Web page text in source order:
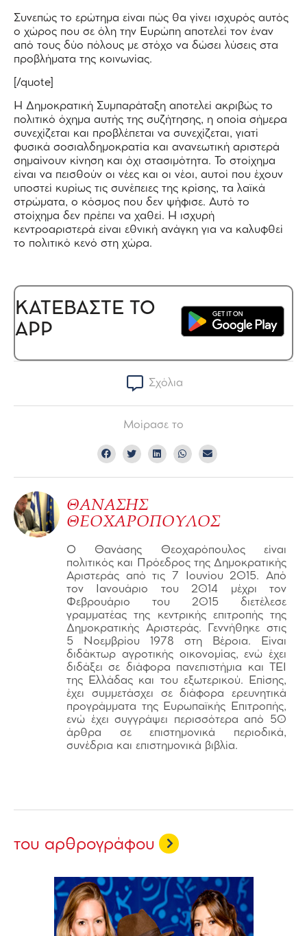
Συνεπώς το ερώτημα είναι πώς θα γίνει ισχυρός αυτός
ο χώρος που σε όλη την Ευρώπη αποτελεί τον έναν
από τους δύο πόλους με στόχο να δώσει λύσεις στα
προβλήματα της κοινωνίας.
[/quote]
Η Δημοκρατική Συμπαράταξη αποτελεί ακριβώς το
πολιτικό όχημα αυτής της συζήτησης, η οποία σήμερα
συνεχίζεται και προβλέπεται να συνεχίζεται, γιατί
φυσικά σοσιαλδημοκρατία και ανανεωτική αριστερά
σημαίνουν κίνηση και όχι στασιμότητα. Το στοίχημα
είναι να πεισθούν οι νέες και οι νέοι, αυτοί που έχουν
υποστεί κυρίως τις συνέπειες της κρίσης, τα λαϊκά
στρώματα, ο κόσμος που δεν ψήφισε. Αυτό το
στοίχημα δεν πρέπει να χαθεί. Η ισχυρή
κεντροαριστερά είναι εθνική ανάγκη για να καλυφθεί
το πολιτικό κενό στη χώρα.
ΚΑΤΕΒΑΣΤΕ ΤΟ
APP
Σχόλια
Μοίρασε το
ΘΑΝΑΣΗΣ
ΘΕΟΧΑΡΟΠΟΥΛΟΣ
Ο Θανάσης Θεοχαρόπουλος είναι
πολιτικός και Πρόεδρος της Δημοκρατικής
Αριστεράς από τις 7 Ιουνίου 2015. Από
τον Ιανουάριο του 2014 μέχρι τον
Φεβρουάριο του 2015 διετέλεσε
γραμματέας της κεντρικής επιτροπής της
Δημοκρατικής Αριστεράς. Γεννήθηκε στις
5 Νοεμβρίου 1978 στη Βέροια. Είναι
διδάκτωρ αγροτικής οικονομίας, ενώ έχει
διδάξει σε διάφορα πανεπιστήμια και ΤΕΙ
της Ελλάδας και του εξωτερικού. Επίσης,
έχει συμμετάσχει σε διάφορα ερευνητικά
προγράμματα της Ευρωπαϊκής Επιτροπής,
ενώ έχει συγγράψει περισσότερα από 50
άρθρα σε επιστημονικά περιοδικά,
συνέδρια και επιστημονικά βιβλία.
του αρθρογράφου